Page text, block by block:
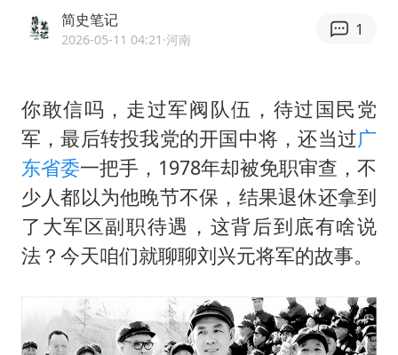
U17国足1分钟轰2球
今年已有4位周星驰电影配角去世
哪吒汽车南宁工厂设备降价20%拍卖
五粮液渠道价一箱上涨近百元
法国下周开始禁止未经同意的电话营销
泰国一女公务员妆容引争议 本人回应
女子利用漏洞0元薅走3000多件家电
24小时不关空调 电费会更低吗
简史笔记
2026-05-11 04:21 ·河南
1
你敢信吗，走过军阀队伍，待过国民党
军，最后转投我党的开国中将，还当过广
东省委一把手，1978年却被免职审查，不
少人都以为他晚节不保，结果退休还拿到
了大军区副职待遇，这背后到底有啥说
法？今天咱们就聊聊刘兴元将军的故事。